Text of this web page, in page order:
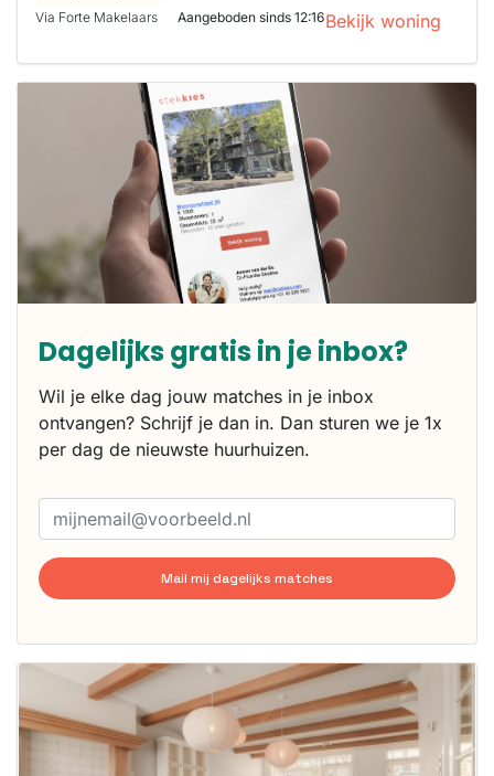
Via Forte Makelaars Aangeboden sinds 12:16Bekijk woning
Dagelijks gratis in je inbox?
Wil je elke dag jouw matches in je inbox
ontvangen? Schrijf je dan in. Dan sturen we je 1x
per dag de nieuwste huurhuizen.
Mail mij dagelijks matches
Deze woning
waarschijnlijk
al verhuurd